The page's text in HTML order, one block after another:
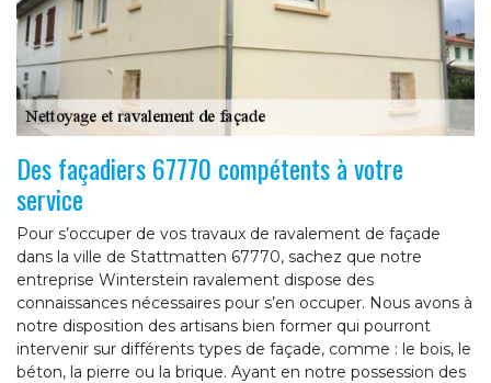
Des façadiers 67770 compétents à votre
service
Pour s’occuper de vos travaux de ravalement de façade
dans la ville de Stattmatten 67770, sachez que notre
entreprise Winterstein ravalement dispose des
connaissances nécessaires pour s’en occuper. Nous avons à
notre disposition des artisans bien former qui pourront
intervenir sur différents types de façade, comme : le bois, le
béton, la pierre ou la brique. Ayant en notre possession des